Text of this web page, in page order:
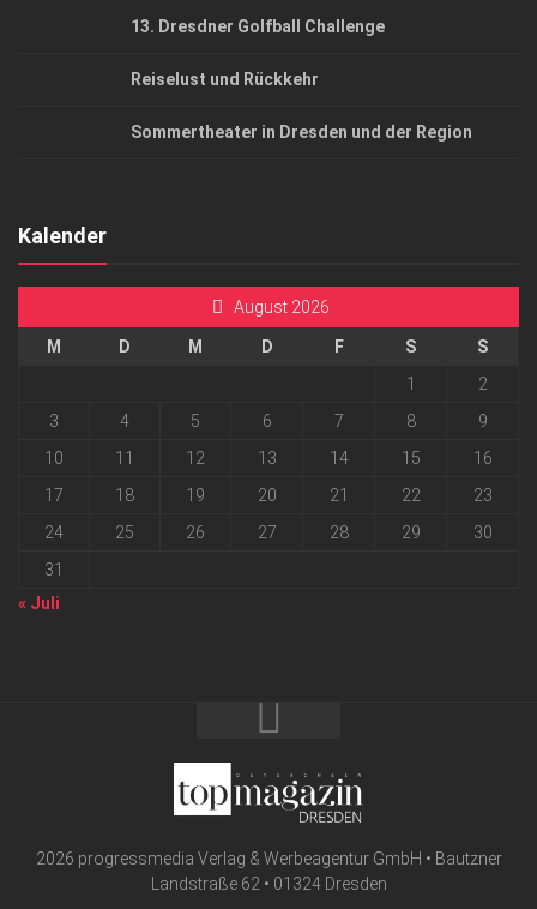
13. Dresdner Golfball Challenge
Reiselust und Rückkehr
Sommertheater in Dresden und der Region
Kalender
August 2026
M D M D F S
S
1
2
3
4 5 6 7 8
9
10
11 12 13 14 15
16
17
18 19 20 21 22
23
24
25 26 27 28 29
30
31
« Juli
2026 progressmedia Verlag & Werbeagentur GmbH • Bautzner
Landstraße 62 • 01324 Dresden